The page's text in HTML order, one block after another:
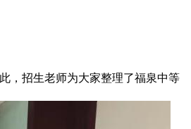
，招生老师为大家整理了福泉中等